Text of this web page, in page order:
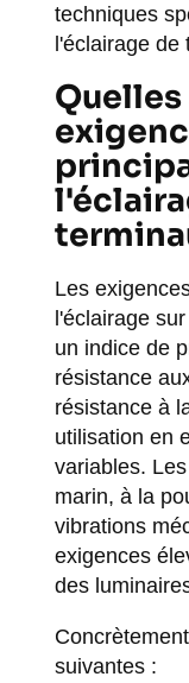
techniques
l'éclairage de
Les
l'éclairage
un indice de
résistance
résistance à
utilisation en
variables.
marin, à la
vibrations
exigences
des
suivantes :